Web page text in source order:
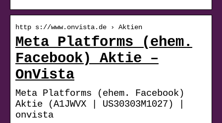
http s://www.onvista.de › Aktien
Meta Platforms (ehem.
Facebook) Aktie –
OnVista
Meta Platforms (ehem. Facebook)
Aktie (A1JWVX | US30303M1027) |
onvista